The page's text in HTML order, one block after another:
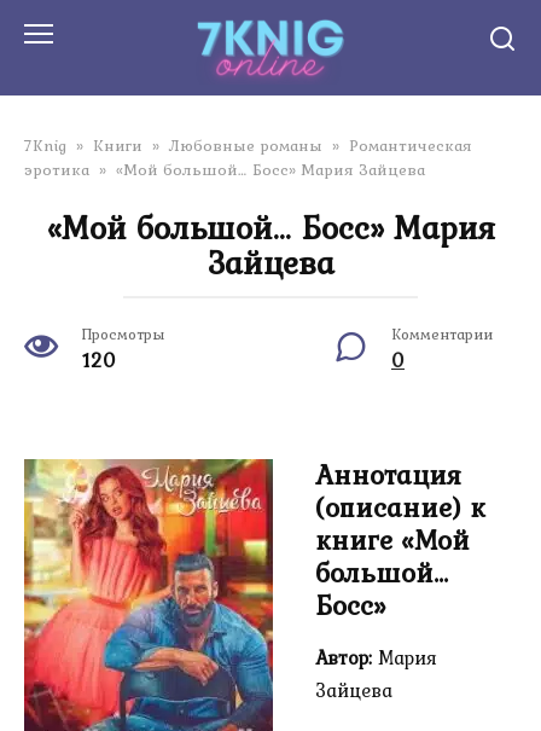
7Knig » Книги » Любовные романы » Романтическая
эротика » «Мой большой… Босс» Мария Зайцева
«Мой большой… Босс» Мария
Зайцева
Просмотры
120
Комментарии
0
Аннотация
(описание) к
книге «Мой
большой…
Босс»
Автор:Мария
Зайцева